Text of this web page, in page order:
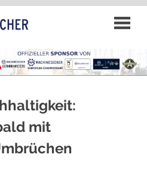
mit